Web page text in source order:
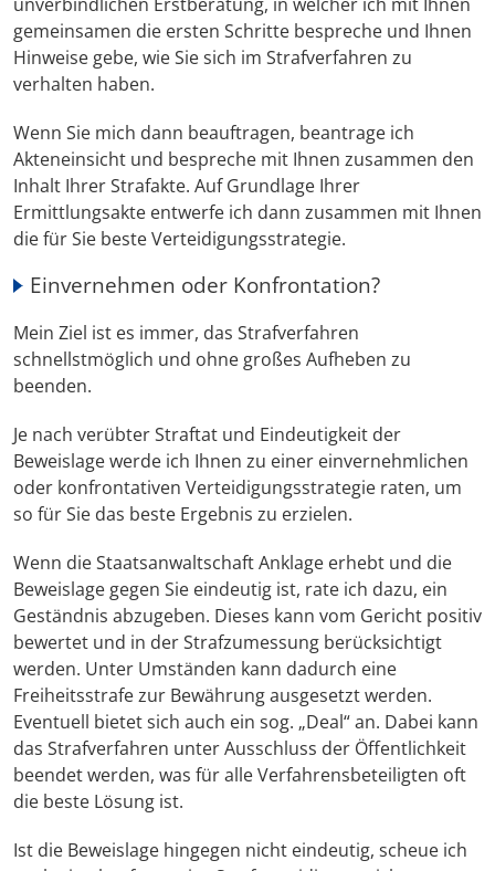
gemeinsamen die ersten Schritte bespreche und Ihnen
Hinweise gebe, wie Sie sich im Strafverfahren zu
verhalten haben.
Wenn Sie mich dann beauftragen, beantrage ich
Akteneinsicht und bespreche mit Ihnen zusammen den
Inhalt Ihrer Strafakte. Auf Grundlage Ihrer
Ermittlungsakte entwerfe ich dann zusammen mit Ihnen
die für Sie beste Verteidigungsstrategie.
Einvernehmen oder Konfrontation?
Mein Ziel ist es immer, das Strafverfahren
schnellstmöglich und ohne großes Aufheben zu
beenden.
Je nach verübter Straftat und Eindeutigkeit der
Beweislage werde ich Ihnen zu einer einvernehmlichen
oder konfrontativen Verteidigungsstrategie raten, um
so für Sie das beste Ergebnis zu erzielen.
Wenn die Staatsanwaltschaft Anklage erhebt und die
Beweislage gegen Sie eindeutig ist, rate ich dazu, ein
Geständnis abzugeben. Dieses kann vom Gericht positiv
bewertet und in der Strafzumessung berücksichtigt
werden. Unter Umständen kann dadurch eine
Freiheitsstrafe zur Bewährung ausgesetzt werden.
Eventuell bietet sich auch ein sog. „Deal“ an. Dabei kann
das Strafverfahren unter Ausschluss der Öffentlichkeit
beendet werden, was für alle Verfahrensbeteiligten oft
die beste Lösung ist.
Ist die Beweislage hingegen nicht eindeutig, scheue ich